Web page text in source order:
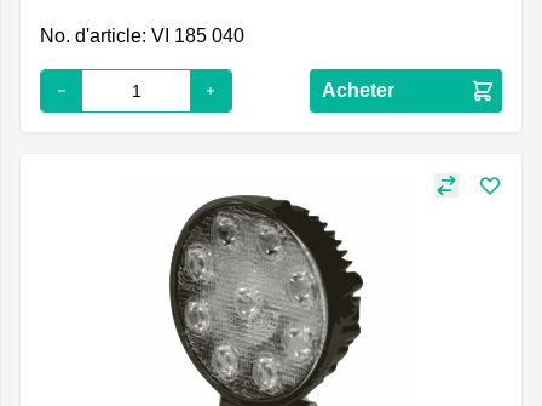
No. d'article: VI 185 040
Acheter